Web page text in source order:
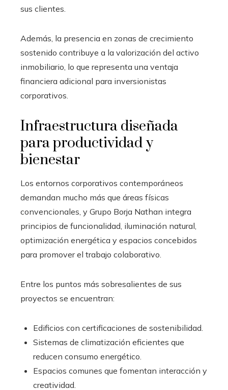
sus clientes.
Además, la presencia en zonas de crecimiento
sostenido contribuye a la valorización del activo
inmobiliario, lo que representa una ventaja
financiera adicional para inversionistas
corporativos.
Infraestructura diseñada
para productividad y
bienestar
Los entornos corporativos contemporáneos
demandan mucho más que áreas físicas
convencionales, y Grupo Borja Nathan integra
principios de funcionalidad, iluminación natural,
optimización energética y espacios concebidos
para promover el trabajo colaborativo.
Entre los puntos más sobresalientes de sus
proyectos se encuentran:
Edificios con certificaciones de sostenibilidad.
Sistemas de climatización eficientes que
reducen consumo energético.
Espacios comunes que fomentan interacción y
creatividad.